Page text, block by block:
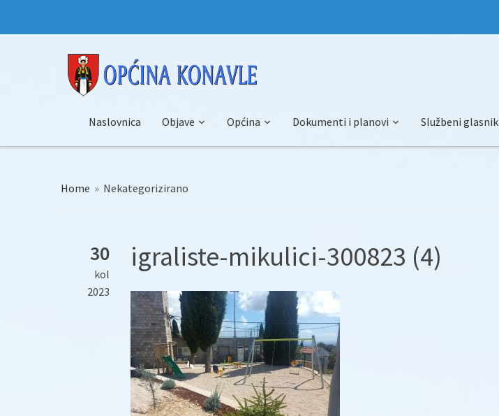
Naslovnica Objave Općina Dokumenti i planovi Službeni glasnik
Home » Nekategorizirano
30
kol
2023
igraliste-mikulici-300823 (4)